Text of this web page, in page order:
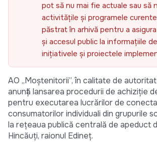
pot să nu mai fie actuale sau să
activitățile și programele
păstrat în arhivă pentru a
și accesul public la informațiile
inițiativele și proiectele
AO „Moștenitorii”, în calitate de
anunță lansarea procedurii de achiziție
pentru executarea lucrărilor de
consumatorilor individuali din grupurile
la rețeaua publică centrală de apeduct
Hincăuți, raionul Edineț.